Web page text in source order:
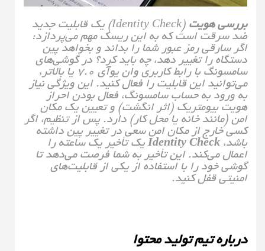
بررسی هویت (Identity Check) یک قابلیت جدید
ضد سرقت است که به این ریسک مهم می‌پردازد:
اگر سارقی رمز عبور شما را بداند و بخواهد پین
دستگاه را تغییر دهد، چه باید کرد؟ در گوشی‌های
سامسونگ با رابط کاربری وان یو‌آی ۷.۰ یا بالاتر،
می‌توانید این قابلیت را فعال کنید. این ویژگی نیاز
به ورود به حساب سامسونگ، فعال بودن احراز
هویت بیومتریک (اثر انگشت) و تعیین یک مکان
امن (مانند خانه یا محل کار) دارد. پس از تنظیم، اگر
کسی خارج از مکان امن سعی در تغییر پین داشته
باشد،Identity Checkیک تأخیر یک ساعته را
اعمال می‌کند. این تأخیر به شما فرصت می‌دهد تا
گوشی خود را با استفاده از یکی از قابلیت‌های
امنیتی قفل کنید.
درباره تیم تولید محتوا